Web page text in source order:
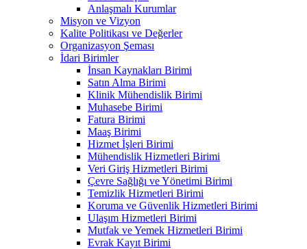
Anlaşmalı Kurumlar
Misyon ve Vizyon
Kalite Politikası ve Değerler
Organizasyon Şeması
İdari Birimler
İnsan Kaynakları Birimi
Satın Alma Birimi
Klinik Mühendislik Birimi
Muhasebe Birimi
Fatura Birimi
Maaş Birimi
Hizmet İşleri Birimi
Mühendislik Hizmetleri Birimi
Veri Giriş Hizmetleri Birimi
Çevre Sağlığı ve Yönetimi Birimi
Temizlik Hizmetleri Birimi
Koruma ve Güvenlik Hizmetleri Birimi
Ulaşım Hizmetleri Birimi
Mutfak ve Yemek Hizmetleri Birimi
Evrak Kayıt Birimi